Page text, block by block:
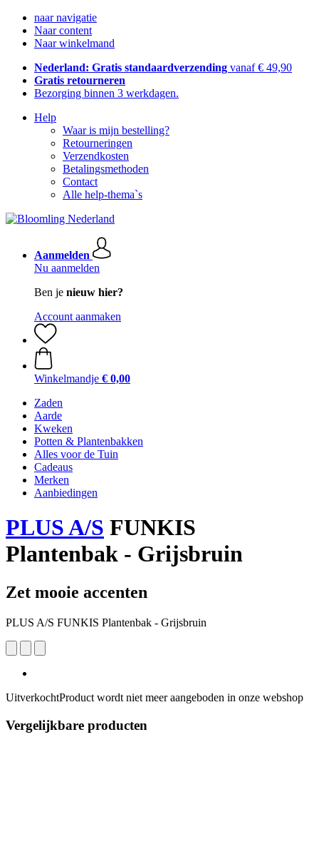
naar navigatie
Naar content
Naar winkelmand
Nederland: Gratis standaardverzending vanaf € 49,90
Gratis retourneren
Bezorging binnen 3 werkdagen.
Help
Waar is mijn bestelling?
Retourneringen
Verzendkosten
Betalingsmethoden
Contact
Alle help-thema`s
Aanmelden
Nu aanmelden
Ben je nieuw hier?
Account aanmaken
Winkelmandje € 0,00
Zaden
Aarde
Kweken
Potten & Plantenbakken
Alles voor de Tuin
Cadeaus
Merken
Aanbiedingen
PLUS A/S FUNKIS
Plantenbak - Grijsbruin
Zet mooie accenten
PLUS A/S FUNKIS Plantenbak - Grijsbruin
UitverkochtProduct wordt niet meer aangeboden in onze webshop
Vergelijkbare producten